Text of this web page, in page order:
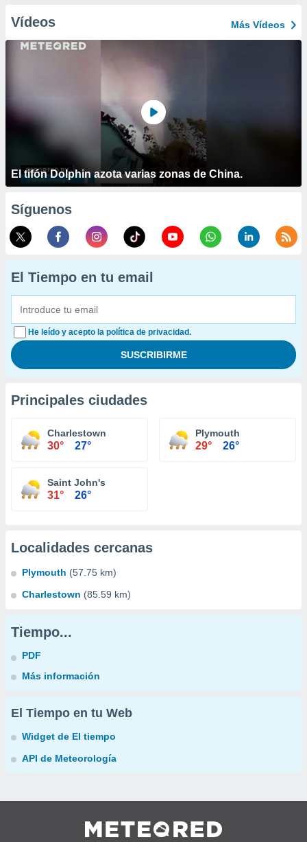
Vídeos Más Vídeos
El tifón Dolphin azota varias zonas de China.
Síguenos
El Tiempo en tu email
He leído y acepto la política de privacidad.
Principales ciudades
Charlestown
30° 27°
Plymouth
29° 26°
Saint John's
31° 26°
Localidades cercanas
Plymouth (57.75 km)
Charlestown (85.59 km)
Tiempo...
PDF
Más información
El Tiempo en tu Web
Widget de El tiempo
API de Meteorología